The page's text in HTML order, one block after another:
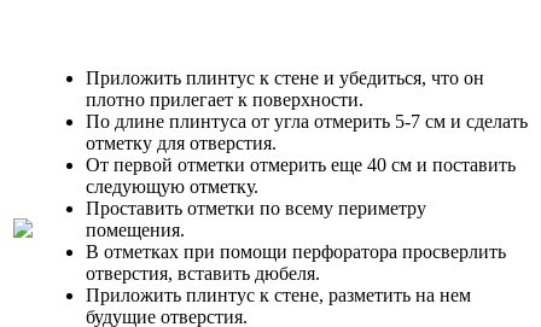
Приложить плинтус к стене и убедиться, что он
плотно прилегает к поверхности.
По длине плинтуса от угла отмерить 5-7 см и сделать
отметку для отверстия.
От первой отметки отмерить еще 40 см и поставить
следующую отметку.
Проставить отметки по всему периметру
помещения.
В отметках при помощи перфоратора просверлить
отверстия, вставить дюбеля.
Приложить плинтус к стене, разметить на нем
будущие отверстия.